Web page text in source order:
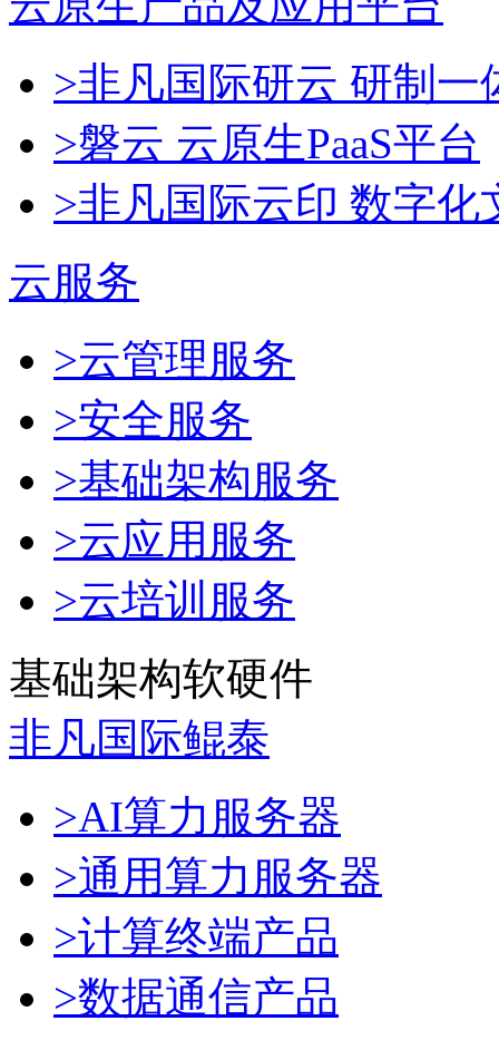
>非凡国际研云 研制
>磐云 云原生PaaS平台
>非凡国际云印 数字化
云服务
>云管理服务
>安全服务
>基础架构服务
>云应用服务
>云培训服务
基础架构软硬件
非凡国际鲲泰
>AI算力服务器
>通用算力服务器
>计算终端产品
>数据通信产品